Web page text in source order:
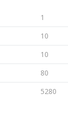
1
10
10
80
5280